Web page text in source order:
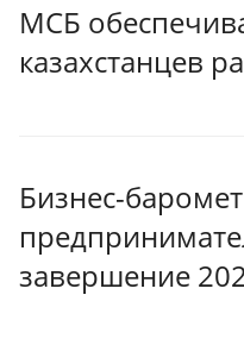
МСБ
казахстанцев
Бизнес-
завершение